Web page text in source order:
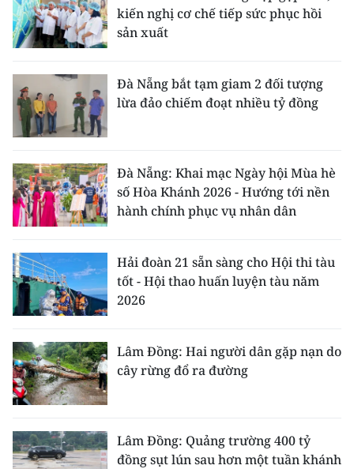
kiến nghị cơ chế tiếp sức phục hồi
sản xuất
Đà Nẵng bắt tạm giam 2 đối tượng
lừa đảo chiếm đoạt nhiều tỷ đồng
Đà Nẵng: Khai mạc Ngày hội Mùa hè
số Hòa Khánh 2026 - Hướng tới nền
hành chính phục vụ nhân dân
Hải đoàn 21 sẵn sàng cho Hội thi tàu
tốt - Hội thao huấn luyện tàu năm
2026
Lâm Đồng: Hai người dân gặp nạn do
cây rừng đổ ra đường
Lâm Đồng: Quảng trường 400 tỷ
đồng sụt lún sau hơn một tuần khánh